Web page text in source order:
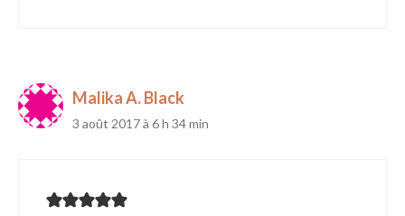
Malika A. Black
3 août 2017 à 6 h 34 min